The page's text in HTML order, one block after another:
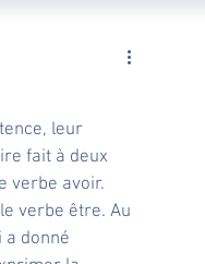
leur
fait à deux
verbe avoir.
verbe être. Au
a donné